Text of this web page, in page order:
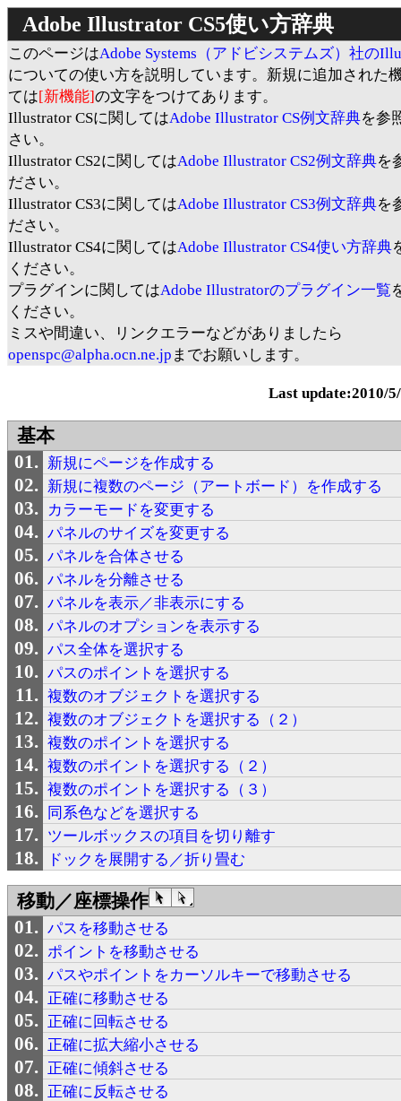
Adobe Illustrator CS5使い方辞典
このページはAdobe Systems（アドビシステムズ）社の
についての使い方を説明しています。新規に追加された
ては[新機能]の文字をつけてあります。
Illustrator CSに関してはAdobe Illustrator CS例文辞典を参
さい。
Illustrator CS2に関してはAdobe Illustrator CS2例文辞典を
ださい。
Illustrator CS3に関してはAdobe Illustrator CS3例文辞典を
ださい。
Illustrator CS4に関してはAdobe Illustrator CS4使い方辞典
ください。
プラグインに関してはAdobe Illustratorのプラグイン一覧
ください。
ミスや間違い、リンクエラーなどがありましたら
openspc@alpha.ocn.ne.jp までお願いします。
Last update:2010/
基本
新規にページを作成する
新規に複数のページ（アートボード）を作成する
カラーモードを変更する
パネルのサイズを変更する
パネルを合体させる
パネルを分離させる
パネルを表示／非表示にする
パネルのオプションを表示する
パス全体を選択する
パスのポイントを選択する
複数のオブジェクトを選択する
複数のオブジェクトを選択する（２）
複数のポイントを選択する
複数のポイントを選択する（２）
複数のポイントを選択する（３）
同系色などを選択する
ツールボックスの項目を切り離す
ドックを展開する／折り畳む
移動／座標操作
パスを移動させる
ポイントを移動させる
パスやポイントをカーソルキーで移動させる
正確に移動させる
正確に回転させる
正確に拡大縮小させる
正確に傾斜させる
正確に反転させる